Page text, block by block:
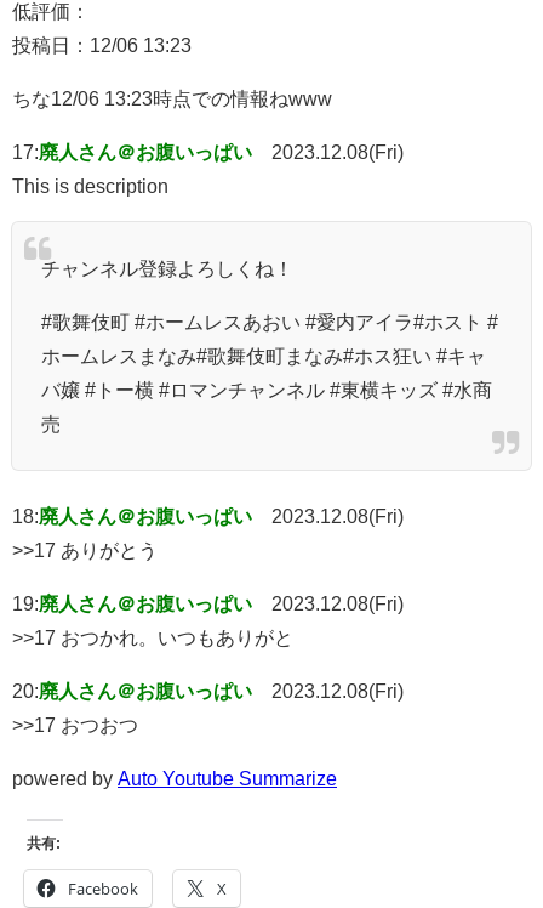
低評価：
投稿日：12/06 13:23
ちな12/06 13:23時点での情報ねwww
17:廃人さん＠お腹いっぱい
2023.12.08(Fri)
This is description
チャンネル登録よろしくね！
#歌舞伎町 #ホームレスあおい #愛内アイラ#ホスト #
ホームレスまなみ#歌舞伎町まなみ#ホス狂い #キャ
バ嬢 #トー横 #ロマンチャンネル #東横キッズ #水商
売
18:廃人さん＠お腹いっぱい
2023.12.08(Fri)
>>17 ありがとう
19:廃人さん＠お腹いっぱい
2023.12.08(Fri)
>>17 おつかれ。いつもありがと
20:廃人さん＠お腹いっぱい
2023.12.08(Fri)
>>17 おつおつ
powered by Auto Youtube Summarize
共有:
Facebook X